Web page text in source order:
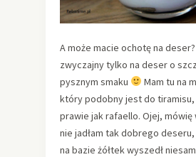
A może macie ochotę na
zwyczajny tylko na deser o
pysznym smaku
Mam tu na
który podobny jest do tiramisu,
prawie jak rafaello. Ojej, mówię
nie jadłam tak dobrego
na bazie żółtek wyszedł